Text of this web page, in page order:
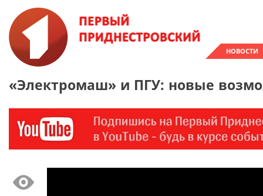
НОВОСТИ
«Электромаш» и ПГУ: новые